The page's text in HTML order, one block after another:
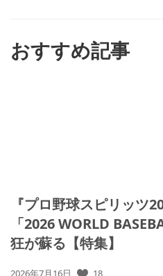
おすすめ記事
『プロ野球スピリッツ
「2026 WORLD
狂が蘇る【特集】
公 18